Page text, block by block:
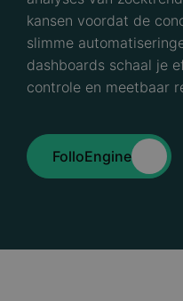
kansen voordat de
slimme
dashboards schaal je
controle en meetbaar
FolloEngine